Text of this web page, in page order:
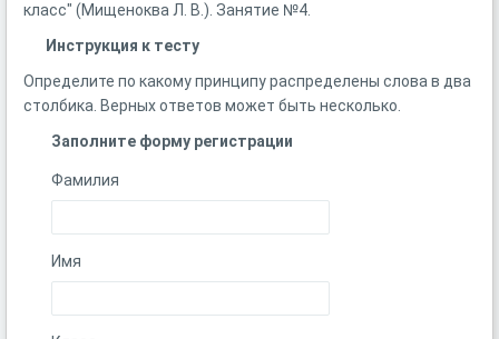
класс" (Мищеноква Л. В.). Занятие №4.
Инструкция к тесту
Определите по какому принципу распределены слова в два
столбика. Верных ответов может быть несколько.
Заполните форму регистрации
Фамилия
Имя